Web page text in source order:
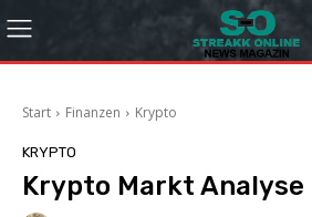
Start Finanzen Krypto
KRYPTO
Krypto Markt Analyse